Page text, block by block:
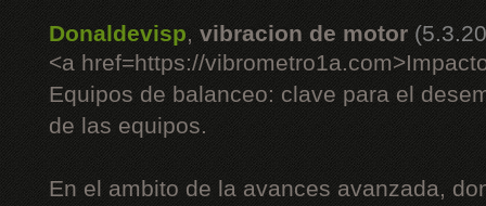
Donaldevisp, vibracion de motor
<a href=https://
Equipos de balanceo: clave para el
de las equipos.
En el ambito de la avances avanzada,